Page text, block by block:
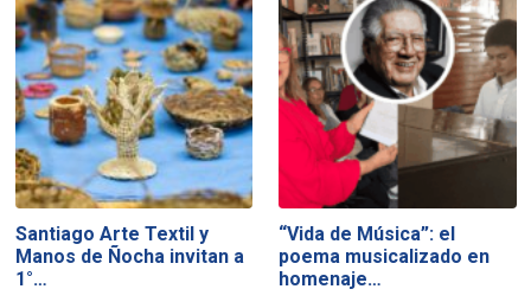
Santiago Arte Textil y
Manos de Ñocha invitan a
1°…
“Vida de Música”: el
poema musicalizado en
homenaje…